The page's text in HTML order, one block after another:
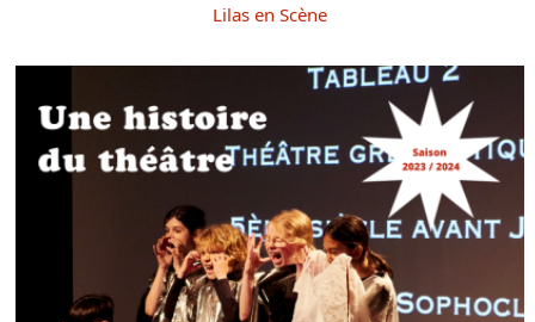
Lilas en Scène